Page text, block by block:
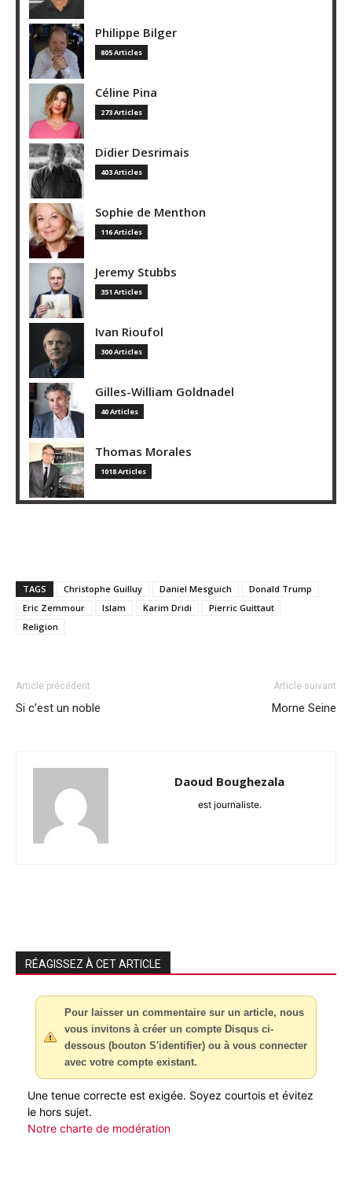
Philippe Bilger
805 Articles
Céline Pina
273 Articles
Didier Desrimais
403 Articles
Sophie de Menthon
116 Articles
Jeremy Stubbs
351 Articles
Ivan Rioufol
300 Articles
Gilles-William Goldnadel
40 Articles
Thomas Morales
1018 Articles
TAGS Christophe Guilluy Daniel Mesguich
Donald Trump
Eric Zemmour
Islam Karim Dridi
Pierric Guittaut
Religion
Article précédent
Si c’est un noble
Article suivant
Morne Seine
Daoud Boughezala
est journaliste.
RÉAGISSEZ À CET ARTICLE
Pour laisser un commentaire sur un article, nous
vous invitons à créer un compte Disqus ci-
dessous (bouton S'identifier) ou à vous connecter
avec votre compte existant.
Une tenue correcte est exigée. Soyez courtois et évitez
le hors sujet.
Notre charte de modération